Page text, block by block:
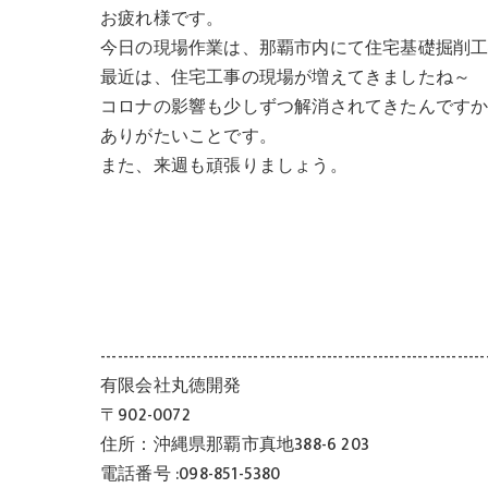
お疲れ様です。
今日の現場作業は、那覇市内にて住宅基礎掘削工
最近は、住宅工事の現場が増えてきましたね～
コロナの影響も少しずつ解消されてきたんです
ありがたいことです。
また、来週も頑張りましょう。
有限会社丸徳開発
〒902-0072
住所：沖縄県那覇市真地388-6 203
電話番号 :098-851-5380